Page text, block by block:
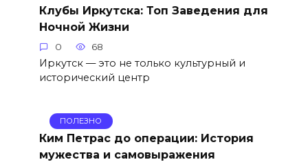
Клубы Иркутска: Топ Заведения для
Ночной Жизни
0 68
Иркутск — это не только культурный и
исторический центр
ПОЛЕЗНО
Ким Петрас до операции: История
мужества и самовыражения